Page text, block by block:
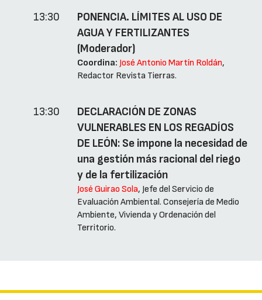
13:30
PONENCIA. LÍMITES AL USO DE
AGUA Y FERTILIZANTES
(Moderador)
Coordina: José Antonio Martín Roldán,
Redactor Revista Tierras.
13:30
DECLARACIÓN DE ZONAS
VULNERABLES EN LOS REGADÍOS
DE LEÓN: Se impone la necesidad de
una gestión más racional del riego
y de la fertilización
José Guirao Sola, Jefe del Servicio de
Evaluación Ambiental. Consejería de Medio
Ambiente, Vivienda y Ordenación del
Territorio.